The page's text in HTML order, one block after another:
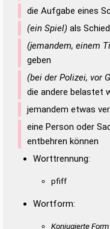
die Aufgabe eines
(ein Spiel) als
(jemandem, einem
geben
(bei der Polizei, vor
die andere belastet
jemandem etwas
eine Person oder
entbehren können
Worttrennung:
pfiff
Wortform:
Konjugierte Form